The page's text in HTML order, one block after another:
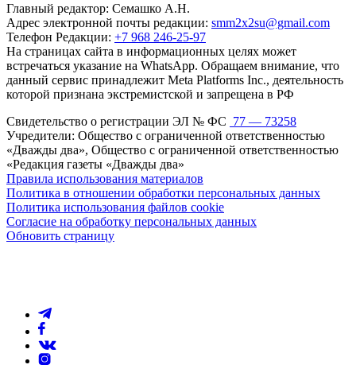
Главный редактор: Семашко А.Н.
Адрес электронной почты редакции: smm2x2su@gmail.com
Телефон Редакции: +7 968 246-25-97
На страницах сайта в информационных целях может
встречаться указание на WhatsApp. Обращаем внимание, что
данный сервис принадлежит Meta Platforms Inc., деятельность
которой признана экстремистской и запрещена в РФ
Свидетельство о регистрации ЭЛ № ФС 77 — 73258
Учредители: Общество с ограниченной ответственностью
«Дважды два», Общество с ограниченной ответственностью
«Редакция газеты «Дважды два»
Правила использования материалов
Политика в отношении обработки персональных данных
Политика использования файлов cookie
Согласие на обработку персональных данных
Обновить страницу